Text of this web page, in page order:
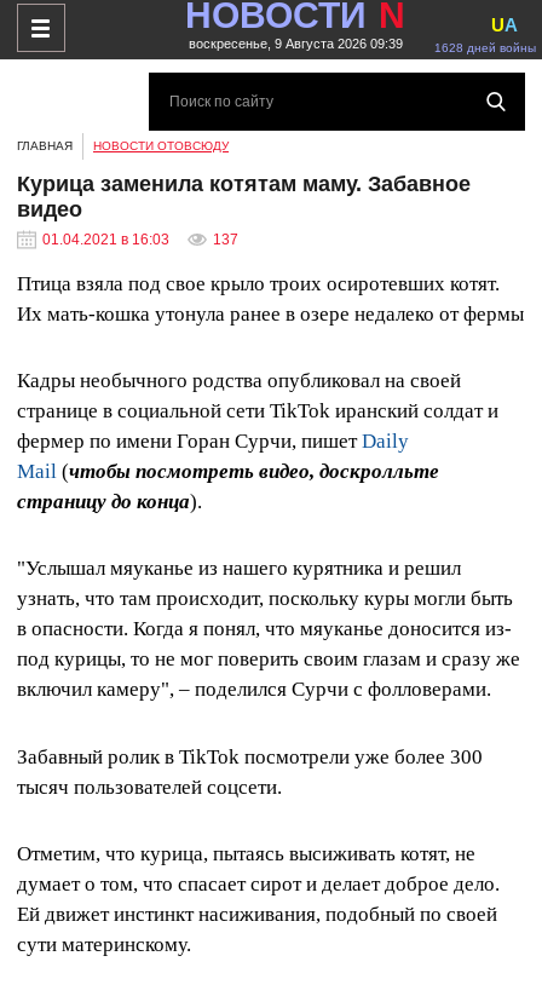
НОВОСТИ N
воскресенье, 9 Августа 2026 09:39 1628 дней войны
UA
ГЛАВНАЯ НОВОСТИ ОТОВСЮДУ
Курица заменила котятам маму. Забавное
видео
01.04.2021 в 16:03 137
Птица взяла под свое крыло троих осиротевших котят.
Их мать-кошка утонула ранее в озере недалеко от фермы
Кадры необычного родства опубликовал на своей
странице в социальной сети TikTok иранский солдат и
фермер по имени Горан Сурчи, пишетDaily
Mail (чтобы посмотреть видео, доскролльте
страницу до конца).
"Услышал мяуканье из нашего курятника и решил
узнать, что там происходит, поскольку куры могли быть
в опасности. Когда я понял, что мяуканье доносится из-
под курицы, то не мог поверить своим глазам и сразу же
включил камеру", – поделился Сурчи с фолловерами.
Забавный ролик в TikTok посмотрели уже более 300
тысяч пользователей соцсети.
Отметим, что курица, пытаясь высиживать котят, не
думает о том, что спасает сирот и делает доброе дело.
Ей движет инстинкт насиживания, подобный по своей
сути материнскому.